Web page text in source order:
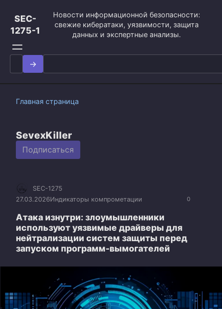
контенту
SEC-
1275-1
Новости информационной безопасности:
свежие кибератаки, уязвимости, защита
данных и экспертные анализы.
Search
for:
Главная страница
SevexKiller
Подписаться
0
SEC-1275
27.03.2026Индикаторы компрометации
Атака изнутри: злоумышленники
используют уязвимые драйверы для
нейтрализации систем защиты перед
запуском программ-вымогателей